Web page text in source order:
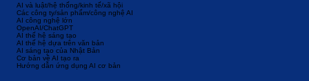
AI và luật/hệ thống/kinh tế/xã hội
Các công ty/sản phẩm/công nghệ AI
AI công nghệ lớn
OpenAI/ChatGPT
AI thế hệ sáng tạo
AI thế hệ dựa trên văn bản
AI sáng tạo của Nhật Bản
Cơ bản về AI tạo ra
Hướng dẫn ứng dụng AI cơ bản